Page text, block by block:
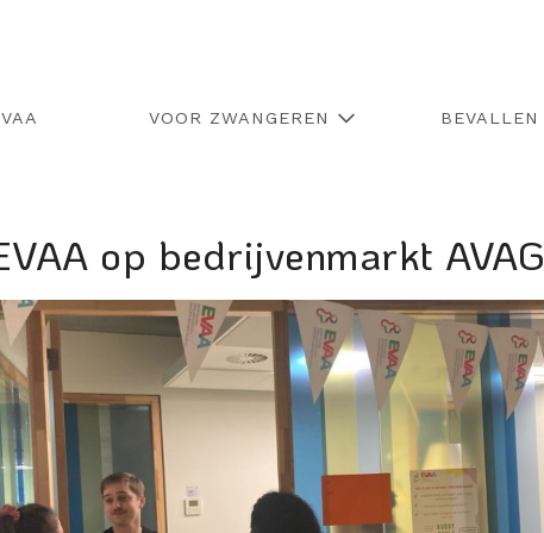
VOOR ZWANGEREN BEVALLEN
op bedrijvenmarkt AVAG